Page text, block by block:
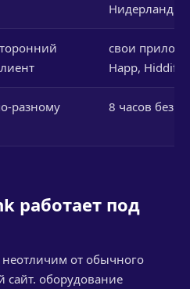
Нидерланды
свои
Happ, Hiddify
разному 8 часов без
работает под
от обычного
сайт. оборудование